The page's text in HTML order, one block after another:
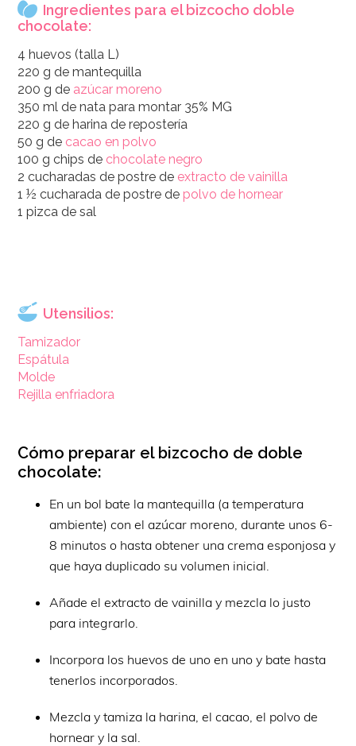
Ingredientes para el bizcocho doble
chocolate:
4 huevos (talla L)
220 g de mantequilla
200 g de azúcar moreno
350 ml de nata para montar 35% MG
220 g de harina de repostería
50 g de cacao en polvo
100 g chips de chocolate negro
2 cucharadas de postre de extracto de vainilla
1 ½ cucharada de postre de polvo de hornear
1 pizca de sal
Utensilios:
Tamizador
Espátula
Molde
Rejilla enfriadora
Cómo preparar el bizcocho de doble
chocolate:
En un bol bate la mantequilla (a temperatura
ambiente) con el azúcar moreno, durante unos 6-
8 minutos o hasta obtener una crema esponjosa y
que haya duplicado su volumen inicial.
Añade el extracto de vainilla y mezcla lo justo
para integrarlo.
Incorpora los huevos de uno en uno y bate hasta
tenerlos incorporados.
Mezcla y tamiza la harina, el cacao, el polvo de
hornear y la sal.